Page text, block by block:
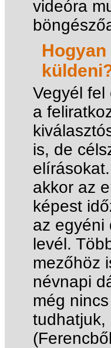
videóra
Vegyél
a
is, de
akkor az
képest
az egyéni
levél.
mezőhöz
névnapi
még
tudhatjuk,